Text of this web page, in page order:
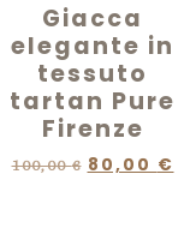
Giacca
elegante in
tessuto
tartan Pure
Firenze
100,00€ 80,00 €